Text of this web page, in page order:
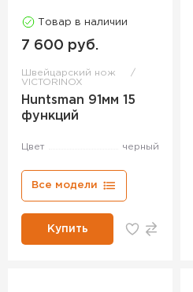
Товар в наличии
7 600 руб.
Швейцарский нож
VICTORINOX
Huntsman 91мм 15
функций
Цвет черный
Все модели
Купить